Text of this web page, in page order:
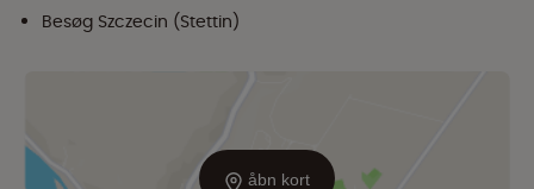
åbn kort
Besøg Szczecin (Stettin)